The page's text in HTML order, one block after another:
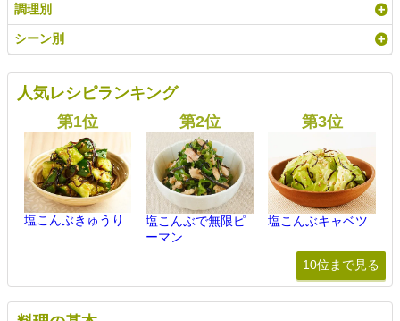
調理別
シーン別
人気レシピランキング
塩こんぶきゅうり
塩こんぶで無限ピ
ーマン
塩こんぶキャベツ
10位まで見る